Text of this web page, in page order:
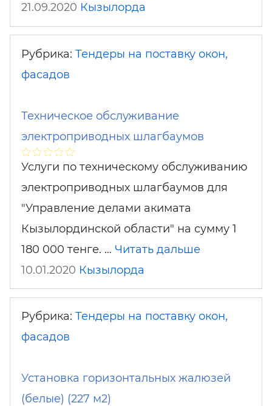
21.09.2020 Кызылорда
Рубрика: Тендеры на поставку окон,
фасадов
Техническое обслуживание
электроприводных шлагбаумов
Услуги по техническому обслуживанию
электроприводных шлагбаумов для
"Управление делами акимата
Кызылординской области" на сумму 1
180 000 тенге. … Читать дальше
10.01.2020 Кызылорда
Рубрика: Тендеры на поставку окон,
фасадов
Установка горизонтальных жалюзей
(белые) (227 м2)